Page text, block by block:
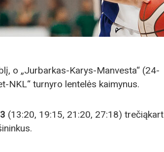
o „Jurbarkas-Karys-Manvesta“ (24-
NKL“ turnyro lentelės kaimynus.
(13:20, 19:15, 21:20, 27:18) trečiąkart